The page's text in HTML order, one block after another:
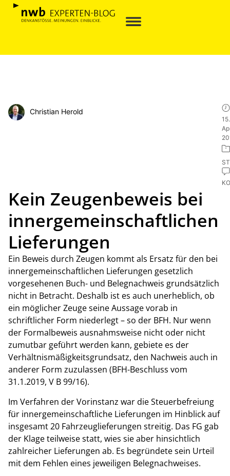
Christian Herold
15.
Kein Zeugenbeweis bei
innergemeinschaftlichen
Lieferungen
Ein Beweis durch Zeugen kommt als Ersatz für den bei
innergemeinschaftlichen Lieferungen gesetzlich
vorgesehenen Buch- und Belegnachweis grundsätzlich
nicht in Betracht. Deshalb ist es auch unerheblich, ob
ein möglicher Zeuge seine Aussage vorab in
schriftlicher Form niederlegt – so der BFH. Nur wenn
der Formalbeweis ausnahmsweise nicht oder nicht
zumutbar geführt werden kann, gebiete es der
Verhältnismäßigkeitsgrundsatz, den Nachweis auch in
anderer Form zuzulassen (BFH-Beschluss vom
31.1.2019, V B 99/16).
Im Verfahren der Vorinstanz war die Steuerbefreiung
für innergemeinschaftliche Lieferungen im Hinblick auf
insgesamt 20 Fahrzeuglieferungen streitig. Das FG gab
der Klage teilweise statt, wies sie aber hinsichtlich
zahlreicher Lieferungen ab. Es begründete sein Urteil
mit dem Fehlen eines jeweiligen Belegnachweises.